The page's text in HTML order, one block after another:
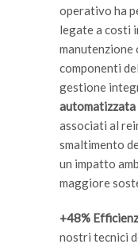
operativo ha
legate a costi
manutenzione
componenti
gestione
automatizzata
associati al
smaltimento
un impatto
maggiore
+48%
nostri tecnici